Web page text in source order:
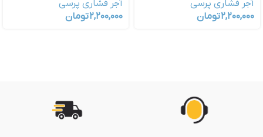
آجر فشاری پرسی
۲,۲۰۰,۰۰۰تومان
آجر فشاری پرسی
۲,۲۰۰,۰۰۰تومان